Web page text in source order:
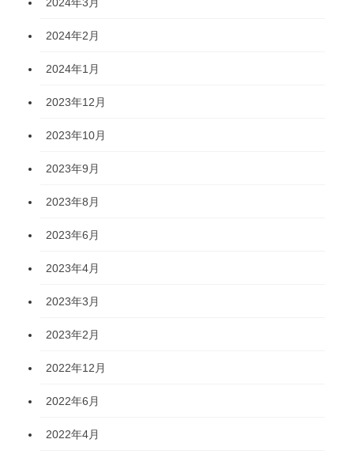
2024年3月
2024年2月
2024年1月
2023年12月
2023年10月
2023年9月
2023年8月
2023年6月
2023年4月
2023年3月
2023年2月
2022年12月
2022年6月
2022年4月